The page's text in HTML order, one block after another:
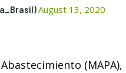
August 13, 2020
(MAPA),